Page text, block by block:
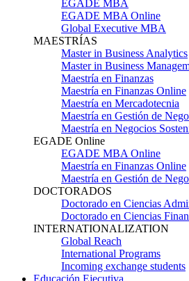
EGADE MBA
EGADE MBA Online
Global Executive MBA
MAESTRÍAS
Master in Business Analytics
Master in Business
Maestría en Finanzas
Maestría en Finanzas Online
Maestría en Mercadotecnia
Maestría en Gestión de
Maestría en Negocios
EGADE Online
EGADE MBA Online
Maestría en Finanzas Online
Maestría en Gestión de
DOCTORADOS
Doctorado en Ciencias
Doctorado en Ciencias
INTERNATIONALIZATION
Global Reach
International Programs
Incoming exchange students
Educación Ejecutiva